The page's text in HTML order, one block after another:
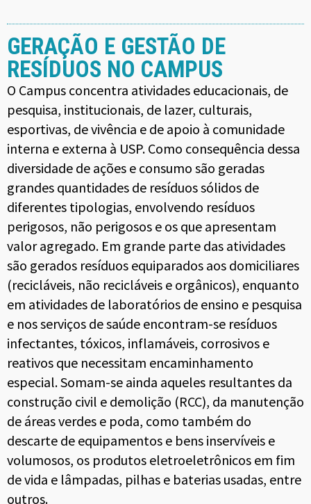
GERAÇÃO E GESTÃO DE
RESÍDUOS NO CAMPUS
O Campus concentra atividades educacionais, de
pesquisa, institucionais, de lazer, culturais,
esportivas, de vivência e de apoio à comunidade
interna e externa à USP. Como consequência dessa
diversidade de ações e consumo são geradas
grandes quantidades de resíduos sólidos de
diferentes tipologias, envolvendo resíduos
perigosos, não perigosos e os que apresentam
valor agregado. Em grande parte das atividades
são gerados resíduos equiparados aos domiciliares
(recicláveis, não recicláveis e orgânicos), enquanto
em atividades de laboratórios de ensino e pesquisa
e nos serviços de saúde encontram-se resíduos
infectantes, tóxicos, inflamáveis, corrosivos e
reativos que necessitam encaminhamento
especial. Somam-se ainda aqueles resultantes da
construção civil e demolição (RCC), da manutenção
de áreas verdes e poda, como também do
descarte de equipamentos e bens inservíveis e
volumosos, os produtos eletroeletrônicos em fim
de vida e lâmpadas, pilhas e baterias usadas, entre
outros.